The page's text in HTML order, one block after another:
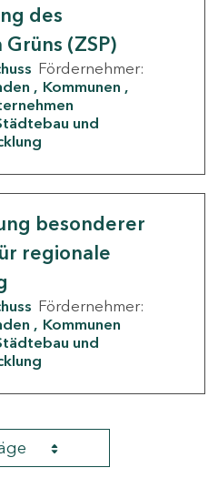
des
(ZSP)
Fördernehmer:
Kommunen
und
besonderer
regionale
Fördernehmer:
Kommunen
und